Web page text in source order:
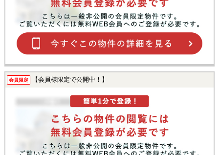
会員限定 【会員様限定で公開中！】